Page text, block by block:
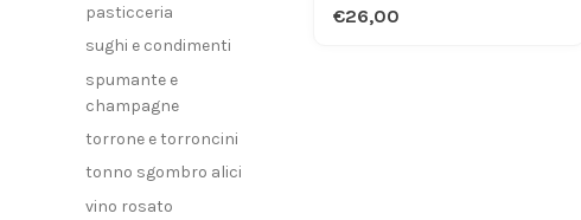
pasticceria
sughi e condimenti
spumante e
champagne
torrone e torroncini
tonno sgombro alici
vino rosato
€26,00